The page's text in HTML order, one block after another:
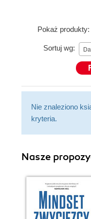
Pokaż produkty:
Sortuj wg:
Nie znaleziono
kryteria.
Nasze